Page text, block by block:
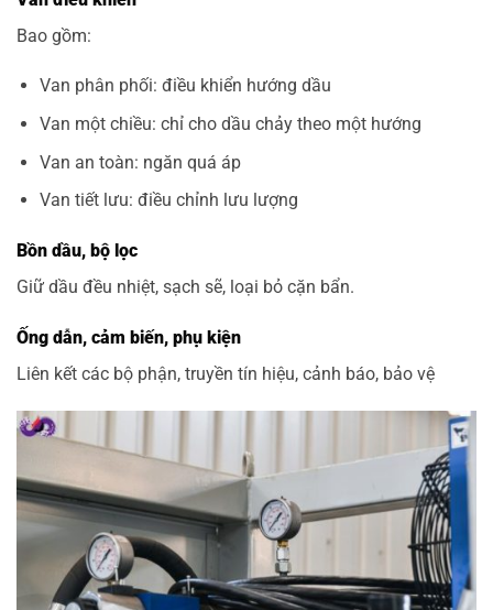
Bao gồm:
Van phân phối: điều khiển hướng dầu
Van một chiều: chỉ cho dầu chảy theo một hướng
Van an toàn: ngăn quá áp
Van tiết lưu: điều chỉnh lưu lượng
Bồn dầu, bộ lọc
Giữ dầu đều nhiệt, sạch sẽ, loại bỏ cặn bẩn.
Ống dẫn, cảm biến, phụ kiện
Liên kết các bộ phận, truyền tín hiệu, cảnh báo, bảo vệ